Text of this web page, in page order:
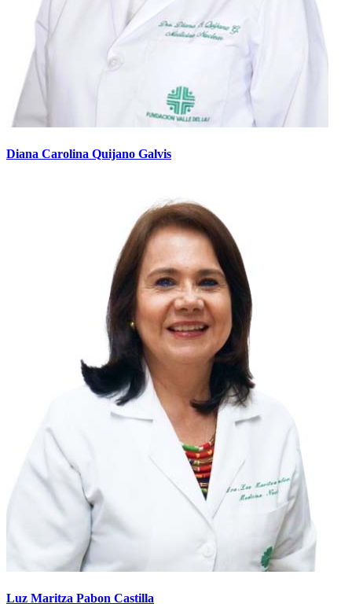
Diana Carolina Quijano Galvis
Luz Maritza Pabon Castilla